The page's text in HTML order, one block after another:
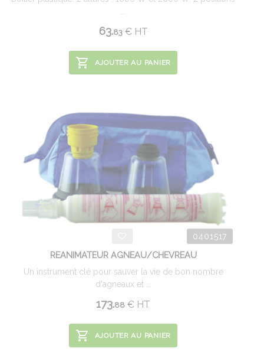
63.83 €HT
AJOUTER AU PANIER
0401517
REANIMATEUR AGNEAU/CHEVREAU
Un instrument clé pour sauver la vie de bon nombre
d'agneaux et ...
173.88 € HT
AJOUTER AU PANIER